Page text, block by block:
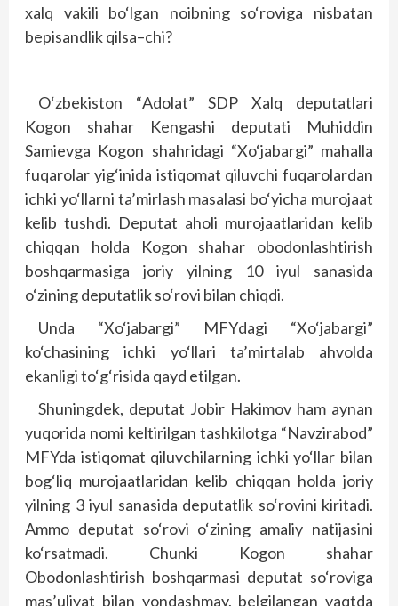
xalq vakili bo‘lgan noibning so‘roviga nisbatan
bepisandlik qilsa–chi?
O‘zbekiston “Adolat” SDP Xalq deputatlari
Kogon shahar Kengashi deputati Muhiddin
Samievga Kogon shahridagi “Xo‘jabargi” mahalla
fuqarolar yig‘inida istiqomat qiluvchi fuqarolardan
ichki yo‘llarni ta’mirlash masalasi bo‘yicha murojaat
kelib tushdi. Deputat aholi murojaatlaridan kelib
chiqqan holda Kogon shahar obodonlashtirish
boshqarmasiga joriy yilning 10 iyul sanasida
o‘zining deputatlik so‘rovi bilan chiqdi.
Unda “Xo‘jabargi” MFYdagi “Xo‘jabargi”
ko‘chasining ichki yo‘llari ta’mirtalab ahvolda
ekanligi to‘g‘risida qayd etilgan.
Shuningdek, deputat Jobir Hakimov ham aynan
yuqorida nomi keltirilgan tashkilotga “Navzirabod”
MFYda istiqomat qiluvchilarning ichki yo‘llar bilan
bog‘liq murojaatlaridan kelib chiqqan holda joriy
yilning 3 iyul sanasida deputatlik so‘rovini kiritadi.
Ammo deputat so‘rovi o‘zining amaliy natijasini
ko‘r­satmadi. Chunki Kogon shahar
Obodonlashtirish boshqarmasi deputat so‘roviga
mas’uliyat bilan yondashmay, belgilangan vaqtda